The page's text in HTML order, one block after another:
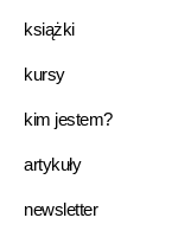
książki
kursy
kim jestem?
artykuły
newsletter